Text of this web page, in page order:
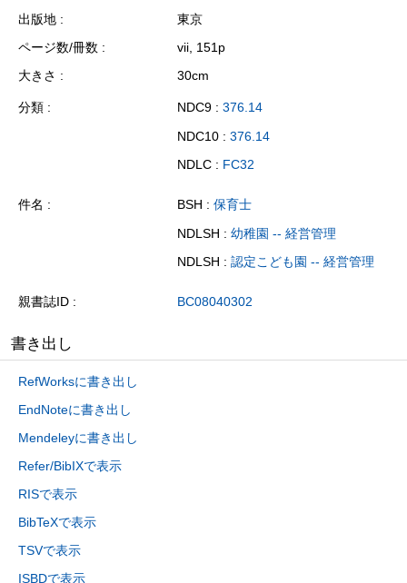
出版地
東京
ページ数/冊数
vii, 151p
大きさ
30cm
分類 NDC9 : 376.14
NDC10 : 376.14
NDLC : FC32
件名 BSH : 保育士
NDLSH : 幼稚園 -- 経営管理
NDLSH : 認定こども園 -- 経営管理
親書誌ID BC08040302
書き出し
RefWorksに書き出し
EndNoteに書き出し
Mendeleyに書き出し
Refer/BibIXで表示
RISで表示
BibTeXで表示
TSVで表示
ISBDで表示